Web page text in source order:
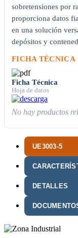
UE3003-5
DETALLES
sobretensiones por
proporciona datos
en una solución
depósitos y
FICHA TÉCNICA
Ficha Técnica
Hoja de datos
No hay productos